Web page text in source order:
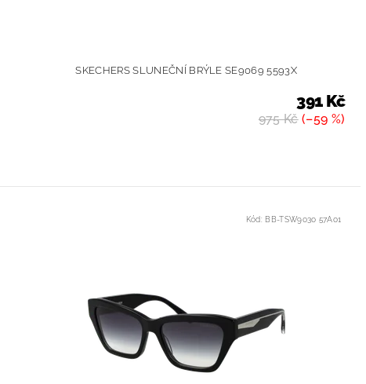
SKECHERS SLUNEČNÍ BRÝLE SE9069 5593X
975 Kč(–59 %)
391 Kč
Kód: BB-TSW9030 57A01